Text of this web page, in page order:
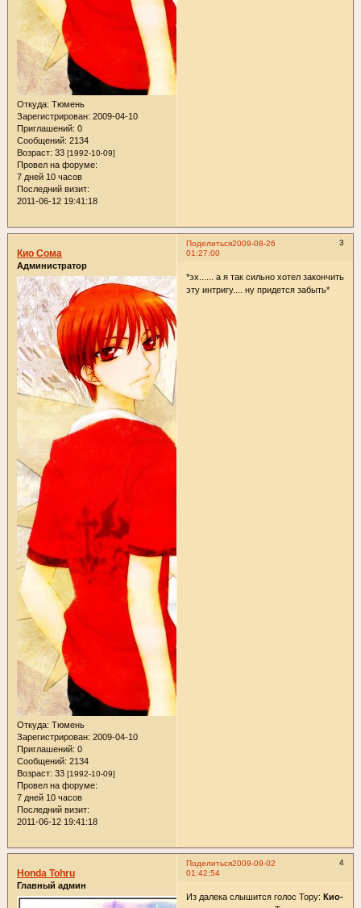
Откуда: Тюмень
Зарегистрирован: 2009-04-10
Приглашений: 0
Сообщений: 2134
Возраст: 33 [1992-10-09]
Провел на форуме:
7 дней 10 часов
Последний визит:
2011-06-12 19:41:18
Поделиться 3
2009-08-26
01:27:00
Кио Сома
Администратор
Откуда: Тюмень
Зарегистрирован: 2009-04-10
Приглашений: 0
Сообщений: 2134
Возраст: 33 [1992-10-09]
Провел на форуме:
7 дней 10 часов
Последний визит:
2011-06-12 19:41:18
*эх...... а я так сильно хотел закончить
эту интригу.... ну придется забыть*
Поделиться 4
2009-09-02
01:42:54
Honda Tohru
Главный админ
Из далека слышится голос Тору: Кио-